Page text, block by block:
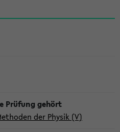
der Physik (V)